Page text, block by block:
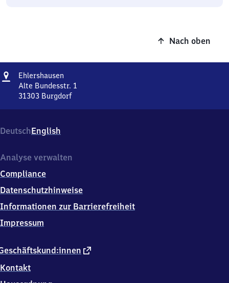
Nach oben
Adresse
Ehlershausen
Alte Bundesstr. 1
31303 Burgdorf
Bundesstr.
1,
1
0
3
DeutschEnglish
externer
Kontakt
Analyse verwalten
Compliance
Datenschutzhinweise
Informationen zur Barrierefreiheit
Impressum